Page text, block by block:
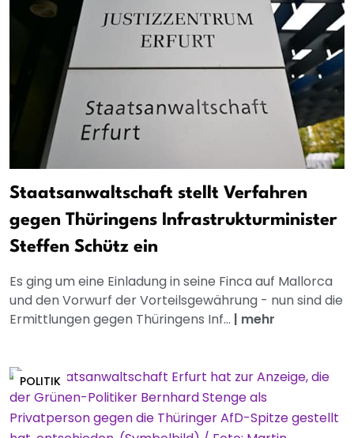
Staatsanwaltschaft stellt Verfahren
gegen Thüringens Infrastrukturminister
Steffen Schütz ein
Es ging um eine Einladung in seine Finca auf Mallorca
und den Vorwurf der Vorteilsgewährung - nun sind die
Ermittlungen gegen Thüringens Inf... | mehr
POLITIK